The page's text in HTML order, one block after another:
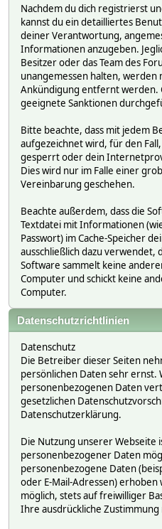
Nachdem du dich registrierst
kannst du ein detailliertes
deiner Verantwortung,
Informationen anzugeben.
Besitzer oder das Team des
unangemessen halten,
Ankündigung entfernt werden.
geeignete Sanktionen
Bitte beachte, dass mit jedem
aufgezeichnet wird, für den
gesperrt oder dein
Dies wird nur im Falle einer
Vereinbarung geschehen.
Beachte außerdem, dass die
Textdatei mit Informationen
Passwort) im Cache-Speicher
ausschließlich dazu verwendet,
Software sammelt keine
Computer und schickt keine
Computer.
Datenschutzrichtlinien
Datenschutz
Die Betreiber dieser Seiten
persönlichen Daten sehr ernst.
personenbezogenen Daten
gesetzlichen
Datenschutzerklärung.
Die Nutzung unserer Webseite
personenbezogener Daten
personenbezogene Daten
oder E-Mail-Adressen)
möglich, stets auf freiwilliger
Ihre ausdrückliche